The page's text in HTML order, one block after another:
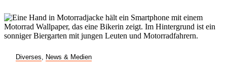
Diverses News & Medien